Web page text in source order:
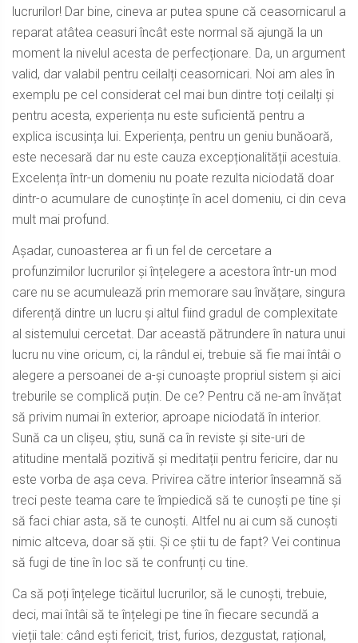
lucrurilor! Dar bine, cineva ar putea spune că ceasornicarul a
reparat atâtea ceasuri încât este normal să ajungă la un
moment la nivelul acesta de perfecționare. Da, un argument
valid, dar valabil pentru ceilalți ceasornicari. Noi am ales în
exemplu pe cel considerat cel mai bun dintre toți ceilalți și
pentru acesta, experiența nu este suficientă pentru a
explica iscusința lui. Experiența, pentru un geniu bunăoară,
este necesară dar nu este cauza excepționalității acestuia.
Excelența într-un domeniu nu poate rezulta niciodată doar
dintr-o acumulare de cunoștințe în acel domeniu, ci din ceva
mult mai profund.
Așadar, cunoasterea ar fi un fel de cercetare a
profunzimilor lucrurilor și înțelegere a acestora într-un mod
care nu se acumulează prin memorare sau învățare, singura
diferență dintre un lucru și altul fiind gradul de complexitate
al sistemului cercetat. Dar această pătrundere în natura unui
lucru nu vine oricum, ci, la rândul ei, trebuie să fie mai întâi o
alegere a persoanei de a-și cunoaște propriul sistem și aici
treburile se complică puțin. De ce? Pentru că ne-am învățat
să privim numai în exterior, aproape niciodată în interior.
Sună ca un clișeu, știu, sună ca în reviste și site-uri de
atitudine mentală pozitivă și meditații pentru fericire, dar nu
este vorba de așa ceva. Privirea către interior înseamnă să
treci peste teama care te împiedică să te cunoști pe tine și
să faci chiar asta, să te cunoști. Altfel nu ai cum să cunoști
nimic altceva, doar să știi. Și ce știi tu de fapt? Vei continua
să fugi de tine în loc să te confrunți cu tine.
Ca să poți înțelege ticăitul lucrurilor, să le cunoști, trebuie,
deci, mai întâi să te înțelegi pe tine în fiecare secundă a
vieții tale: când ești fericit, trist, furios, dezgustat, rațional,